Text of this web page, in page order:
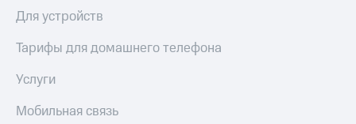
Скидка
общие
к геолокации
в нашем
КИОН
Музыка
Для устройств
Тарифы для домашнего телефона
Услуги
Мобильная связь